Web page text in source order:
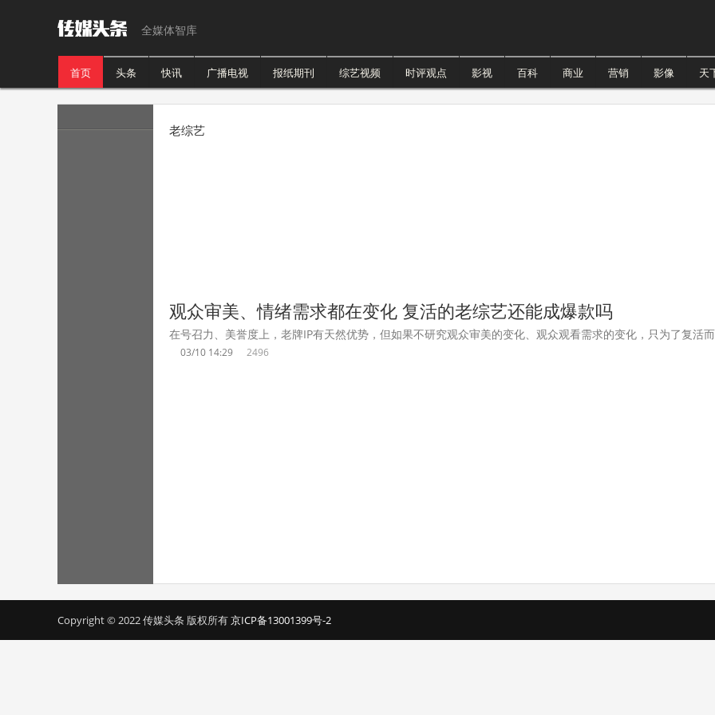
全媒体智库
首页 头条 快讯 广播电视 报纸期刊 综艺视频 时评观点 影视 百科 商业 营销 影像 天
老综艺
观众审美、情绪需求都在变化 复活的老综艺还能成爆款吗
在号召力、美誉度上，老牌IP有天然优势，但如果不研究观众审美的变化、观众观看需求的变化，只为了复活
03/10 14:29 2496
Copyright © 2022 传媒头条 版权所有京ICP备13001399号-2